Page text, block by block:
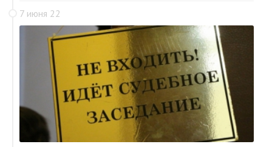
7 июня 22